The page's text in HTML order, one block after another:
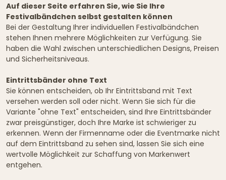
Auf dieser Seite erfahren Sie, wie Sie Ihre
Festivalbändchen selbst gestalten können
Bei der Gestaltung Ihrer individuellen Festivalbändchen
stehen Ihnen mehrere Möglichkeiten zur Verfügung. Sie
haben die Wahl zwischen unterschiedlichen Designs, Preisen
und Sicherheitsniveaus.
Eintrittsbänder ohne Text
Sie können entscheiden, ob Ihr Eintrittsband mit Text
versehen werden soll oder nicht. Wenn Sie sich für die
Variante "ohne Text" entscheiden, sind Ihre Eintrittsbänder
zwar preisgünstiger, doch Ihre Marke ist schwieriger zu
erkennen. Wenn der Firmenname oder die Eventmarke nicht
auf dem Eintrittsband zu sehen sind, lassen Sie sich eine
wertvolle Möglichkeit zur Schaffung von Markenwert
entgehen.